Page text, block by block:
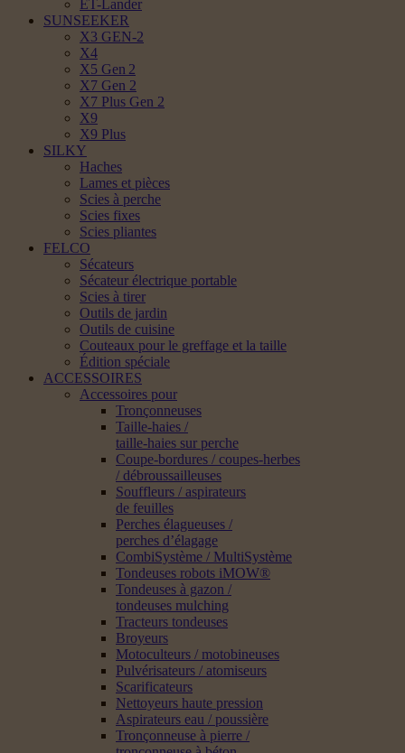
ET-Lander
SUNSEEKER
X3 GEN-2
X4
X5 Gen 2
X7 Gen 2
X7 Plus Gen 2
X9
X9 Plus
SILKY
Haches
Lames et pièces
Scies à perche
Scies fixes
Scies pliantes
FELCO
Sécateurs
Sécateur électrique portable
Scies à tirer
Outils de jardin
Outils de cuisine
Couteaux pour le greffage et la taille
Édition spéciale
ACCESSOIRES
Accessoires pour
Tronçonneuses
Taille-haies /
taille-haies sur perche
Coupe-bordures / coupes-herbes
/ débroussailleuses
Souffleurs / aspirateurs
de feuilles
Perches élagueuses /
perches d’élagage
CombiSystème / MultiSystème
Tondeuses robots iMOW®
Tondeuses à gazon /
tondeuses mulching
Tracteurs tondeuses
Broyeurs
Motoculteurs / motobineuses
Pulvérisateurs / atomiseurs
Scarificateurs
Nettoyeurs haute pression
Aspirateurs eau / poussière
Tronçonneuse à pierre /